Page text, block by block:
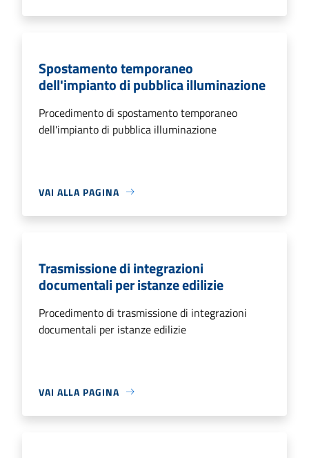
Spostamento temporaneo
dell'impianto di pubblica illuminazione
Procedimento di spostamento temporaneo
dell'impianto di pubblica illuminazione
VAI ALLA PAGINA
Trasmissione di integrazioni
documentali per istanze edilizie
Procedimento di trasmissione di integrazioni
documentali per istanze edilizie
VAI ALLA PAGINA